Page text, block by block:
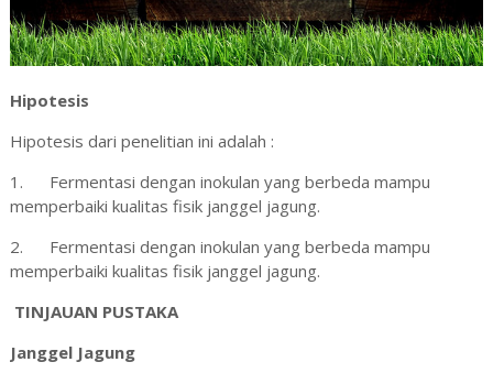
Hipotesis
Hipotesis dari penelitian ini adalah :
1.
Fermentasi dengan inokulan yang berbeda mampu
memperbaiki kualitas fisik janggel jagung.
2.
Fermentasi dengan inokulan yang berbeda mampu
memperbaiki kualitas fisik janggel jagung.
TINJAUAN PUSTAKA
Janggel Jagung